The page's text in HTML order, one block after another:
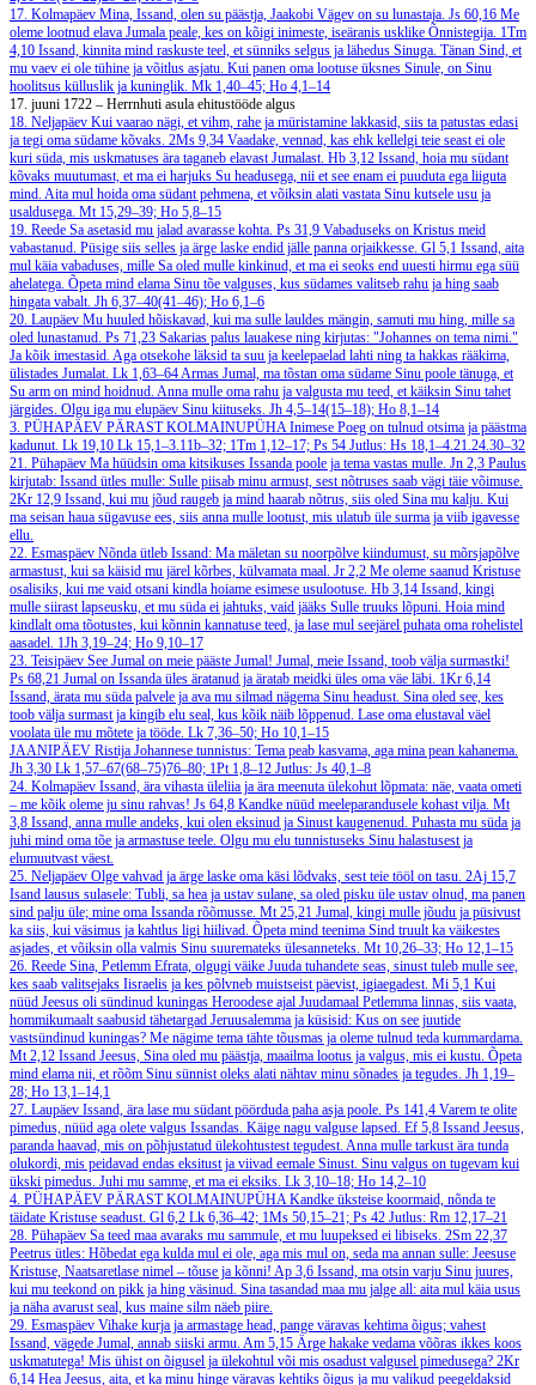
17. Kolmapäev Mina, Issand, olen su päästja, Jaakobi Vägev on su lunastaja. Js 60,16 Me
oleme lootnud elava Jumala peale, kes on kõigi inimeste, iseäranis usklike Õnnistegija. 1Tm
4,10 Issand, kinnita mind raskuste teel, et sünniks selgus ja lähedus Sinuga. Tänan Sind, et
mu vaev ei ole tühine ja võitlus asjatu. Kui panen oma lootuse üksnes Sinule, on Sinu
hoolitsus külluslik ja kuninglik. Mk 1,40–45; Ho 4,1–14
17. juuni 1722 – Herrnhuti asula ehitustööde algus
18. Neljapäev Kui vaarao nägi, et vihm, rahe ja müristamine lakkasid, siis ta patustas edasi
ja tegi oma südame kõvaks. 2Ms 9,34 Vaadake, vennad, kas ehk kellelgi teie seast ei ole
kuri süda, mis uskmatuses ära taganeb elavast Jumalast. Hb 3,12 Issand, hoia mu südant
kõvaks muutumast, et ma ei harjuks Su headusega, nii et see enam ei puuduta ega liiguta
mind. Aita mul hoida oma südant pehmena, et võiksin alati vastata Sinu kutsele usu ja
usaldusega. Mt 15,29–39; Ho 5,8–15
19. Reede Sa asetasid mu jalad avarasse kohta. Ps 31,9 Vabaduseks on Kristus meid
vabastanud. Püsige siis selles ja ärge laske endid jälle panna orjaikkesse. Gl 5,1 Issand, aita
mul käia vabaduses, mille Sa oled mulle kinkinud, et ma ei seoks end uuesti hirmu ega süü
ahelatega. Õpeta mind elama Sinu tõe valguses, kus südames valitseb rahu ja hing saab
hingata vabalt. Jh 6,37–40(41–46); Ho 6,1–6
20. Laupäev Mu huuled hõiskavad, kui ma sulle lauldes mängin, samuti mu hing, mille sa
oled lunastanud. Ps 71,23 Sakarias palus lauakese ning kirjutas: "Johannes on tema nimi."
Ja kõik imestasid. Aga otsekohe läksid ta suu ja keelepaelad lahti ning ta hakkas rääkima,
ülistades Jumalat. Lk 1,63–64Armas Jumal, ma tõstan oma südame Sinu poole tänuga, et
Su arm on mind hoidnud. Anna mulle oma rahu ja valgusta mu teed, et käiksin Sinu tahet
järgides. Olgu iga mu elupäev Sinu kiituseks. Jh 4,5–14(15–18); Ho 8,1–14
3. PÜHAPÄEV PÄRAST KOLMAINUPÜHAInimese Poeg on tulnud otsima ja päästma
kadunut. Lk 19,10 Lk 15,1–3.11b–32; 1Tm 1,12–17; Ps 54 Jutlus: Hs 18,1–4.21.24.30–32
21. Pühapäev Ma hüüdsin oma kitsikuses Issanda poole ja tema vastas mulle. Jn 2,3 Paulus
kirjutab: Issand ütles mulle: Sulle piisab minu armust, sest nõtruses saab vägi täie võimuse.
2Kr 12,9 Issand, kui mu jõud raugeb ja mind haarab nõtrus, siis oled Sina mu kalju. Kui
ma seisan haua sügavuse ees, siis anna mulle lootust, mis ulatub üle surma ja viib igavesse
ellu.
22. Esmaspäev Nõnda ütleb Issand: Ma mäletan su noorpõlve kiindumust, su mõrsjapõlve
armastust, kui sa käisid mu järel kõrbes, külvamata maal. Jr 2,2 Me oleme saanud Kristuse
osalisiks, kui me vaid otsani kindla hoiame esimese usulootuse. Hb 3,14 Issand, kingi
mulle siirast lapseusku, et mu süda ei jahtuks, vaid jääks Sulle truuks lõpuni. Hoia mind
kindlalt oma tõotustes, kui kõnnin kannatuse teed, ja lase mul seejärel puhata oma rohelistel
aasadel. 1Jh 3,19–24; Ho 9,10–17
23. Teisipäev See Jumal on meie pääste Jumal! Jumal, meie Issand, toob välja surmastki!
Ps 68,21 Jumal on Issanda üles äratanud ja äratab meidki üles oma väe läbi. 1Kr 6,14
Issand, ärata mu süda palvele ja ava mu silmad nägema Sinu headust. Sina oled see, kes
toob välja surmast ja kingib elu seal, kus kõik näib lõppenud. Lase oma elustaval väel
voolata üle mu mõtete ja tööde. Lk 7,36–50; Ho 10,1–15
JAANIPÄEV Ristija Johannese tunnistus: Tema peab kasvama, aga mina pean kahanema.
Jh 3,30 Lk 1,57–67(68–75)76–80; 1Pt 1,8–12 Jutlus: Js 40,1–8
24. Kolmapäev Issand, ära vihasta üleliia ja ära meenuta ülekohut lõpmata: näe, vaata ometi
– me kõik oleme ju sinu rahvas! Js 64,8 Kandke nüüd meeleparandusele kohast vilja. Mt
3,8 Issand, anna mulle andeks, kui olen eksinud ja Sinust kaugenenud. Puhasta mu süda ja
juhi mind oma tõe ja armastuse teele. Olgu mu elu tunnistuseks Sinu halastusest ja
elumuutvast väest.
25. Neljapäev Olge vahvad ja ärge laske oma käsi lõdvaks, sest teie tööl on tasu. 2Aj 15,7
Isand lausus sulasele: Tubli, sa hea ja ustav sulane, sa oled pisku üle ustav olnud, ma panen
sind palju üle; mine oma Issanda rõõmusse. Mt 25,21 Jumal, kingi mulle jõudu ja püsivust
ka siis, kui väsimus ja kahtlus ligi hiilivad. Õpeta mind teenima Sind truult ka väikestes
asjades, et võiksin olla valmis Sinu suuremateks ülesanneteks. Mt 10,26–33; Ho 12,1–15
26. Reede Sina, Petlemm Efrata, olgugi väike Juuda tuhandete seas, sinust tuleb mulle see,
kes saab valitsejaks Iisraelis ja kes põlvneb muistseist päevist, igiaegadest. Mi 5,1 Kui
nüüd Jeesus oli sündinud kuningas Heroodese ajal Juudamaal Petlemma linnas, siis vaata,
hommikumaalt saabusid tähetargad Jeruusalemma ja küsisid: Kus on see juutide
vastsündinud kuningas? Me nägime tema tähte tõusmas ja oleme tulnud teda kummardama.
Mt 2,12 Issand Jeesus, Sina oled mu päästja, maailma lootus ja valgus, mis ei kustu. Õpeta
mind elama nii, et rõõm Sinu sünnist oleks alati nähtav minu sõnades ja tegudes. Jh 1,19–
28; Ho 13,1–14,1
27. Laupäev Issand, ära lase mu südant pöörduda paha asja poole. Ps 141,4 Varem te olite
pimedus, nüüd aga olete valgus Issandas. Käige nagu valguse lapsed. Ef 5,8 Issand Jeesus,
paranda haavad, mis on põhjustatud ülekohtustest tegudest. Anna mulle tarkust ära tunda
olukordi, mis peidavad endas eksitust ja viivad eemale Sinust. Sinu valgus on tugevam kui
ükski pimedus. Juhi mu samme, et ma ei eksiks. Lk 3,10–18; Ho 14,2–10
4. PÜHAPÄEV PÄRAST KOLMAINUPÜHAKandke üksteise koormaid, nõnda te
täidate Kristuse seadust. Gl 6,2 Lk 6,36–42; 1Ms 50,15–21; Ps 42 Jutlus: Rm 12,17–21
28. Pühapäev Sa teed maa avaraks mu sammule, et mu luupeksed ei libiseks. 2Sm 22,37
Peetrus ütles: Hõbedat ega kulda mul ei ole, aga mis mul on, seda ma annan sulle: Jeesuse
Kristuse, Naatsaretlase nimel – tõuse ja kõnni! Ap 3,6 Issand, ma otsin varju Sinu juures,
kui mu teekond on pikk ja hing väsinud. Sina tasandad maa mu jalge all: aita mul käia usus
ja näha avarust seal, kus maine silm näeb piire.
29. Esmaspäev Vihake kurja ja armastage head, pange väravas kehtima õigus; vahest
Issand, vägede Jumal, annab siiski armu. Am 5,15 Ärge hakake vedama võõras ikkes koos
uskmatutega! Mis ühist on õigusel ja ülekohtul või mis osadust valgusel pimedusega? 2Kr
6,14 Hea Jeesus, aita, et ka minu hinge väravas kehtiks õigus ja mu valikud peegeldaksid